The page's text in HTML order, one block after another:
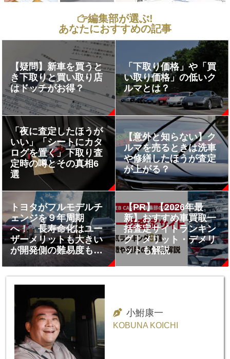
編集部が選ぶ!
あなたにおすすめの記事
【疑問】新車を買うと
き下取りと買い取り店
はドッチがお得？
「下取り価格」や「買
い取り価格」の低いク
ルマとは？
「夜に査定したほうが
いい」「シートにカタ
ログを置く」下取り査
定時の噂とその真相6
選
【意外と知らない】ク
ルマを売るときは洗車
や修繕したほうが査定
が上がる？
トヨタがフルモデルチ
ェンジを９年周期
へ！ 長寿命化はユー
ザーメリットも大きい
が開発側の難易度も高
い!!
【PR】【2026年最
新】おすすめ車買取一
括査定サイトランキン
グ｜メリット・デメリ
ットも解説
小鮒康一
KOBUNA KOICHI